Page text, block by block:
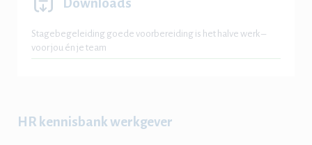
Downloads
Stagebegeleiding goede voorbereiding is het halve werk –
voor jou én je team
HR kennisbank werkgever